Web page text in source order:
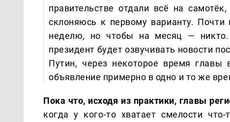
правительстве отдали всё на
склоняюсь к первому варианту.
неделю, но чтобы на месяц — никто.
президент будет озвучивать новости
Путин, через некоторое время
объявление примерно в одно и то же
Пока что, исходя из практики, главы
когда у кого-то хватает смелости